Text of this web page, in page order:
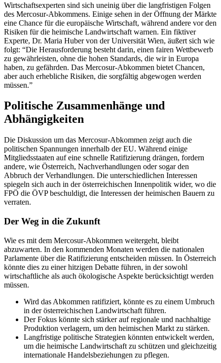
Wirtschaftsexperten sind sich uneinig über die langfristigen Folgen
des Mercosur-Abkommens. Einige sehen in der Öffnung der Märkte
eine Chance für die europäische Wirtschaft, während andere vor den
Risiken für die heimische Landwirtschaft warnen. Ein fiktiver
Experte, Dr. Maria Huber von der Universität Wien, äußert sich wie
folgt: “Die Herausforderung besteht darin, einen fairen Wettbewerb
zu gewährleisten, ohne die hohen Standards, die wir in Europa
haben, zu gefährden. Das Mercosur-Abkommen bietet Chancen,
aber auch erhebliche Risiken, die sorgfältig abgewogen werden
müssen.”
Politische Zusammenhänge und
Abhängigkeiten
Die Diskussion um das Mercosur-Abkommen zeigt auch die
politischen Spannungen innerhalb der EU. Während einige
Mitgliedsstaaten auf eine schnelle Ratifizierung drängen, fordern
andere, wie Österreich, Nachverhandlungen oder sogar den
Abbruch der Verhandlungen. Die unterschiedlichen Interessen
spiegeln sich auch in der österreichischen Innenpolitik wider, wo die
FPÖ die ÖVP beschuldigt, die Interessen der heimischen Bauern zu
verraten.
Der Weg in die Zukunft
Wie es mit dem Mercosur-Abkommen weitergeht, bleibt
abzuwarten. In den kommenden Monaten werden die nationalen
Parlamente über die Ratifizierung entscheiden müssen. In Österreich
könnte dies zu einer hitzigen Debatte führen, in der sowohl
wirtschaftliche als auch ökologische Aspekte berücksichtigt werden
müssen.
Wird das Abkommen ratifiziert, könnte es zu einem Umbruch
in der österreichischen Landwirtschaft führen.
Der Fokus könnte sich stärker auf regionale und nachhaltige
Produktion verlagern, um den heimischen Markt zu stärken.
Langfristige politische Strategien könnten entwickelt werden,
um die heimische Landwirtschaft zu schützen und gleichzeitig
internationale Handelsbeziehungen zu pflegen.